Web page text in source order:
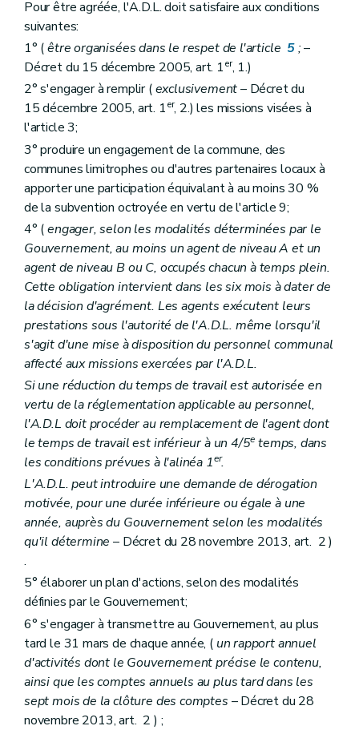
Pour être agréée, l'A.D.L. doit satisfaire aux conditions
suivantes:
1° (être organisées dans le respet de l'article 5;–
Décret du 15 décembre 2005, art. 1er, 1.)
2° s'engager à remplir (exclusivement– Décret du
15 décembre 2005, art. 1er, 2.) les missions visées à
l'article 3;
3° produire un engagement de la commune, des
communes limitrophes ou d'autres partenaires locaux à
apporter une participation équivalant à au moins 30 %
de la subvention octroyée en vertu de l'article 9;
4° (engager, selon les modalités déterminées par le
Gouvernement, au moins un agent de niveau A et un
agent de niveau B ou C, occupés chacun à temps plein.
Cette obligation intervient dans les six mois à dater de
la décision d'agrément. Les agents exécutent leurs
prestations sous l'autorité de l'A.D.L. même lorsqu'il
s'agit d'une mise à disposition du personnel communal
affecté aux missions exercées par l'A.D.L.
Si une réduction du temps de travail est autorisée en
vertu de la réglementation applicable au personnel,
l'A.D.L doit procéder au remplacement de l'agent dont
le temps de travail est inférieur à un 4/5e temps, dans
les conditions prévues à l'alinéa 1er.
L'A.D.L. peut introduire une demande de dérogation
motivée, pour une durée inférieure ou égale à une
année, auprès du Gouvernement selon les modalités
qu'il détermine – Décret du 28 novembre 2013, art. 2 )
.
5° élaborer un plan d'actions, selon des modalités
définies par le Gouvernement;
6° s'engager à transmettre au Gouvernement, au plus
tard le 31 mars de chaque année, ( un rapport annuel
d'activités dont le Gouvernement précise le contenu,
ainsi que les comptes annuels au plus tard dans les
sept mois de la clôture des comptes – Décret du 28
novembre 2013, art. 2 ) ;